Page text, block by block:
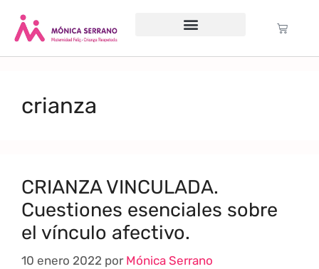
crianza
CRIANZA VINCULADA.
Cuestiones esenciales sobre
el vínculo afectivo.
10 enero 2022 por Mónica Serrano